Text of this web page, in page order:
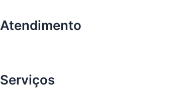
Atendimento
Serviços